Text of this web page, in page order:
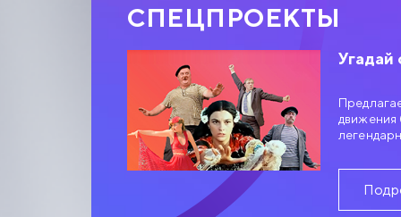
СПЕЦПРОЕКТЫ
Угадай
движения